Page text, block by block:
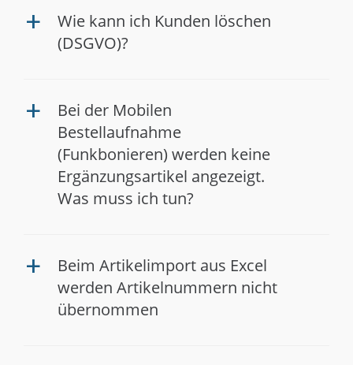
a
Wie kann ich Kunden löschen
(DSGVO)?
a
Bei der Mobilen
Bestellaufnahme
(Funkbonieren) werden keine
Ergänzungsartikel angezeigt.
Was muss ich tun?
a
Beim Artikelimport aus Excel
werden Artikelnummern nicht
übernommen